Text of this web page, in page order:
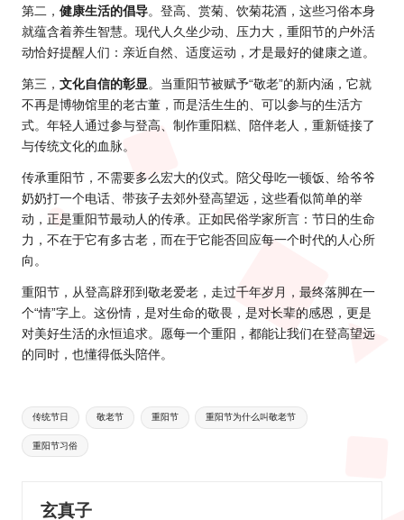
第二， 健康生活的倡导。登高、赏菊、饮菊花酒，这些习俗本身
就蕴含着养生智慧。现代人久坐少动、压力大，重阳节的户外活
动恰好提醒人们：亲近自然、适度运动，才是最好的健康之道。
第三， 文化自信的彰显 。当重阳节被赋予“敬老”的新内涵，它就
不再是博物馆里的老古董，而是活生生的、可以参与的生活方
式。年轻人通过参与登高、制作重阳糕、陪伴老人，重新链接了
与传统文化的血脉。
传承重阳节，不需要多么宏大的仪式。陪父母吃一顿饭、给爷爷
奶奶打一个电话、带孩子去郊外登高望远，这些看似简单的举
动，正是重阳节最动人的传承。正如民俗学家所言：节日的生命
力，不在于它有多古老，而在于它能否回应每一个时代的人心所
向。
重阳节，从登高辟邪到敬老爱老，走过千年岁月，最终落脚在一
个“情”字上。这份情，是对生命的敬畏，是对长辈的感恩，更是
对美好生活的永恒追求。愿每一个重阳，都能让我们在登高望远
的同时，也懂得低头陪伴。
Tags:
传统节日 敬老节 重阳节 重阳节为什么叫敬老节
重阳节习俗
玄真子